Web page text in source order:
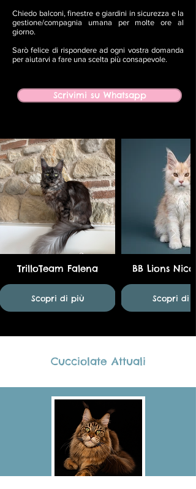
Chiedo balconi, finestre e giardini in sicurezza e la
gestione/compagnia umana per molte ore al
giorno.
Sarò felice di rispondere ad ogni vostra domanda
per aiutarvi a fare una scelta più consapevole.
Scrivimi su Whatsapp
TrilloTeam Falena
Scopri di più
BB Lions Nico
Scopri di
Cucciolate Attuali